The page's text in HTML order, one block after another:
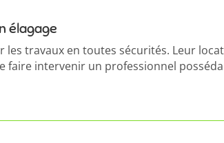
élagage
les travaux en toutes sécurités. Leur
faire intervenir un professionnel